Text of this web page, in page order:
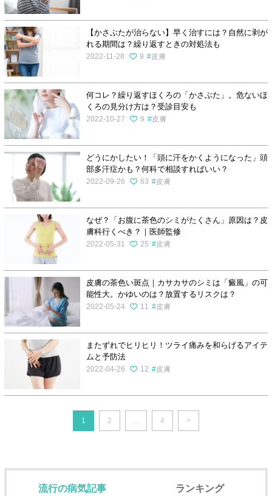
【かさぶたが治らない】早く治すには？自然に剥が
れる期間は？繰り返すときの対処法も
2022-11-28 9 皮膚
何コレ？繰り返すほくろの「かさぶた」。危ないほ
くろの見分け方は？受診目安も
2022-10-27 9 皮膚
どうにかしたい！「頭に汗をかくようになった」頭
部多汗症かも？何科で相談すればいい？
2022-09-26 63 皮膚
なぜ？「お腹に茶色のシミがたくさん」原因は？皮
膚科行くべき？｜医師監修
2022-05-31 25 皮膚
皮膚の茶色い斑点｜カサカサのシミは「癜風」の可
能性大。かゆいのは？放置するリスクは？
2022-05-24 11 皮膚
またずれでヒリヒリ！ツライ痛みを和らげるアイテ
ムと予防法
2022-04-26 12 皮膚
1 2 … 4 >
流行の病気記事 ランキング